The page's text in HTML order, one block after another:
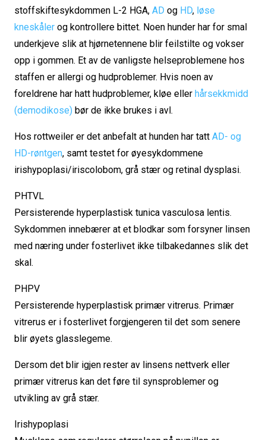
stoffskiftesykdommen L-2 HGA, AD og HD, løse
kneskåler og kontrollere bittet. Noen hunder har for smal
underkjeve slik at hjørnetennene blir feilstilte og vokser
opp i gommen. Et av de vanligste helseproblemene hos
staffen er allergi og hudproblemer. Hvis noen av
foreldrene har hatt hudproblemer, kløe eller hårsekkmidd
(demodikose) bør de ikke brukes i avl.
Hos rottweiler er det anbefalt at hunden har tatt AD- og
HD-røntgen, samt testet for øyesykdommene
irishypoplasi/iriscolobom, grå stær og retinal dysplasi.
PHTVL
Persisterende hyperplastisk tunica vasculosa lentis.
Sykdommen innebærer at et blodkar som forsyner linsen
med næring under fosterlivet ikke tilbakedannes slik det
skal.
PHPV
Persisterende hyperplastisk primær vitrerus. Primær
vitrerus er i fosterlivet forgjengeren til det som senere
blir øyets glasslegeme.
Dersom det blir igjen rester av linsens nettverk eller
primær vitrerus kan det føre til synsproblemer og
utvikling av grå stær.
Irishypoplasi